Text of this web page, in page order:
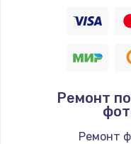
Ремонт
Ремонт